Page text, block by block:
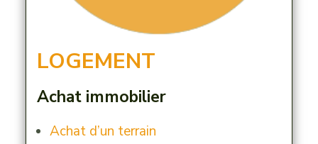
LOGEMENT
Achat immobilier
Achat d’un terrain